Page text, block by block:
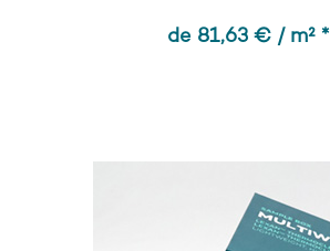
de 81,63 € / m² *